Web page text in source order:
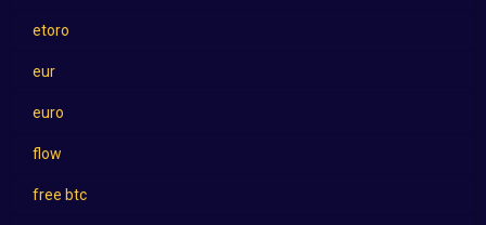
etoro
eur
euro
flow
free btc